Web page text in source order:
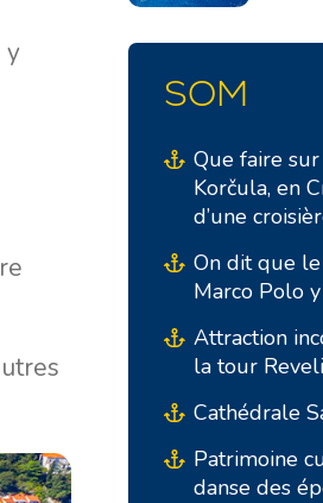
y
SOM
Que faire sur
Korčula, en
d’une
On dit que
Marco Polo
Attraction
la tour
Cathédrale
Patrimoine
danse des